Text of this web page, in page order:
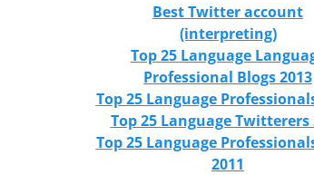
Best Twitter account
(interpreting)
Top 25 Language
Professional Blogs 2013
Top 25 Language
Top 25 Language Twitterers
Top 25 Language
2011